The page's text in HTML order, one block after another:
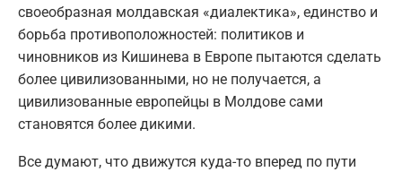
своеобразная молдавская «диалектика», единство и
борьба противоположностей: политиков и
чиновников из Кишинева в Европе пытаются сделать
более цивилизованными, но не получается, а
цивилизованные европейцы в Молдове сами
становятся более дикими.
Все думают, что движутся куда-то вперед по пути